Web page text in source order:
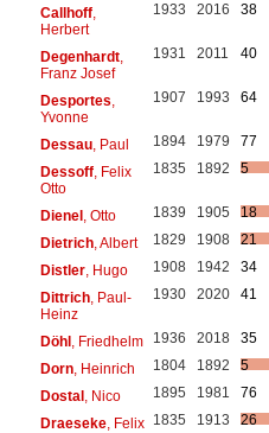
Callhoff,
Herbert
1933 2016 38
Degenhardt,
Franz Josef
1931 2011 40
Desportes
Yvonne
1907 1993 64
Dessau, Paul 1894 1979
77
Dessoff, Felix
Otto
1835 1892 5
Dienel, Otto 1839 1905
18
Dietrich, Albert 1829 1908
21
Distler, Hugo 1908 1942
34
Dittrich, Paul-
Heinz
1930 2020 41
Döhl, Friedhelm 1936 2018
35
Dorn, Heinrich 1804 1892
5
Dostal, Nico 1895 1981
76
Draeseke, Felix 1835 1913
26